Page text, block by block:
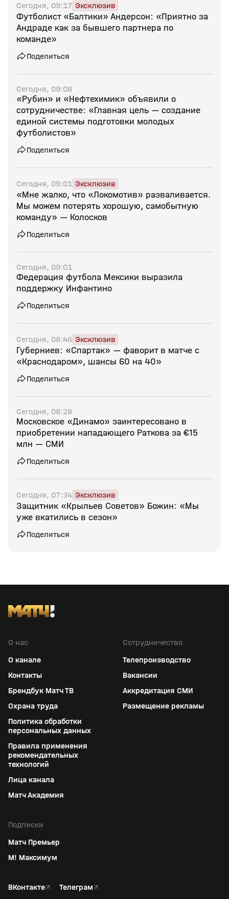
Сегодня, 09:17 Эксклюзив
Футболист «Балтики» Андерсон: «Приятно за
Андраде как за бывшего партнера по
команде»
Поделиться
Сегодня, 09:08
«Рубин» и «Нефтехимик» объявили о
сотрудничестве: «Главная цель — создание
единой системы подготовки молодых
футболистов»
Поделиться
Сегодня, 09:01 Эксклюзив
«Мне жалко, что «Локомотив» разваливается.
Мы можем потерять хорошую, самобытную
команду» — Колосков
Поделиться
Сегодня, 09:01
Федерация футбола Мексики выразила
поддержку Инфантино
Поделиться
Сегодня, 08:46 Эксклюзив
Губерниев: «Спартак» — фаворит в матче с
«Краснодаром», шансы 60 на 40»
Поделиться
Сегодня, 08:28
Московское «Динамо» заинтересовано в
приобретении нападающего Раткова за €15
млн — СМИ
Поделиться
Сегодня, 07:34 Эксклюзив
Защитник «Крыльев Советов» Божин: «Мы
уже вкатились в сезон»
Поделиться
О нас
О канале
Контакты
Брендбук Матч ТВ
Охрана труда
Политика обработки
персональных данных
Правила применения
рекомендательных
технологий
Лица канала
Матч Академия
Сотрудничество
Телепроизводство
Вакансии
Аккредитация СМИ
Размещение рекламы
Подписки
Матч Премьер
М! Максимум
ВКонтакте↗ Телеграм↗